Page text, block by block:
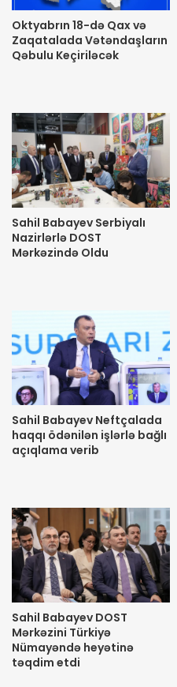
Oktyabrın 18-də Qax və
Zaqatalada Vətəndaşların
Qəbulu Keçiriləcək
Sahil Babayev Serbiyalı
Nazirlərlə DOST
Mərkəzində Oldu
Sahil Babayev Neftçalada
haqqı ödənilən işlərlə bağlı
açıqlama verib
Sahil Babayev DOST
Mərkəzini Türkiyə
Nümayəndə heyətinə
təqdim etdi